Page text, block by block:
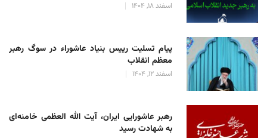
اسفند 18, 1404
پیام تسلیت رییس بنیاد عاشوراء در سوگ رهبر
معظم انقلاب
اسفند 12, 1404
رهبر عاشورایی ایران، آیت الله العظمی خامنه‌ای
به شهادت رسید